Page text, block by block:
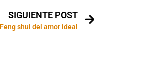
SIGUIENTE POST
Feng shui del amor ideal